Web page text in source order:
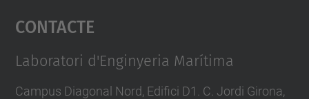
powered by
Contacte
Laboratori d'Enginyeria Marítima
Campus Diagonal Nord, Edifici D1. C. Jordi Girona,